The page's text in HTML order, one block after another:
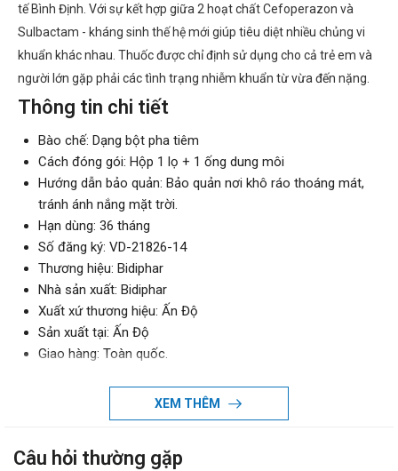
tế Bình Định. Với sự kết hợp giữa 2 hoạt chất Cefoperazon và
Sulbactam - kháng sinh thế hệ mới giúp tiêu diệt nhiều chủng vi
khuẩn khác nhau. Thuốc được chỉ định sử dụng cho cả trẻ em và
người lớn gặp phải các tình trạng nhiễm khuẩn từ vừa đến nặng.
Thông tin chi tiết
Bào chế: Dạng bột pha tiêm
Cách đóng gói: Hộp 1 lọ + 1 ống dung môi
Hướng dẫn bảo quản: Bảo quản nơi khô ráo thoáng mát,
tránh ánh nắng mặt trời.
Hạn dùng: 36 tháng
Số đăng ký: VD-21826-14
Thương hiệu: Bidiphar
Nhà sản xuất: Bidiphar
Xuất xứ thương hiệu: Ấn Độ
Sản xuất tại: Ấn Độ
Giao hàng: Toàn quốc.
Thành phần của Sunewtam 2g Bidiphar
Tá dược vừa đủ
XEM THÊM
Câu hỏi thường gặp